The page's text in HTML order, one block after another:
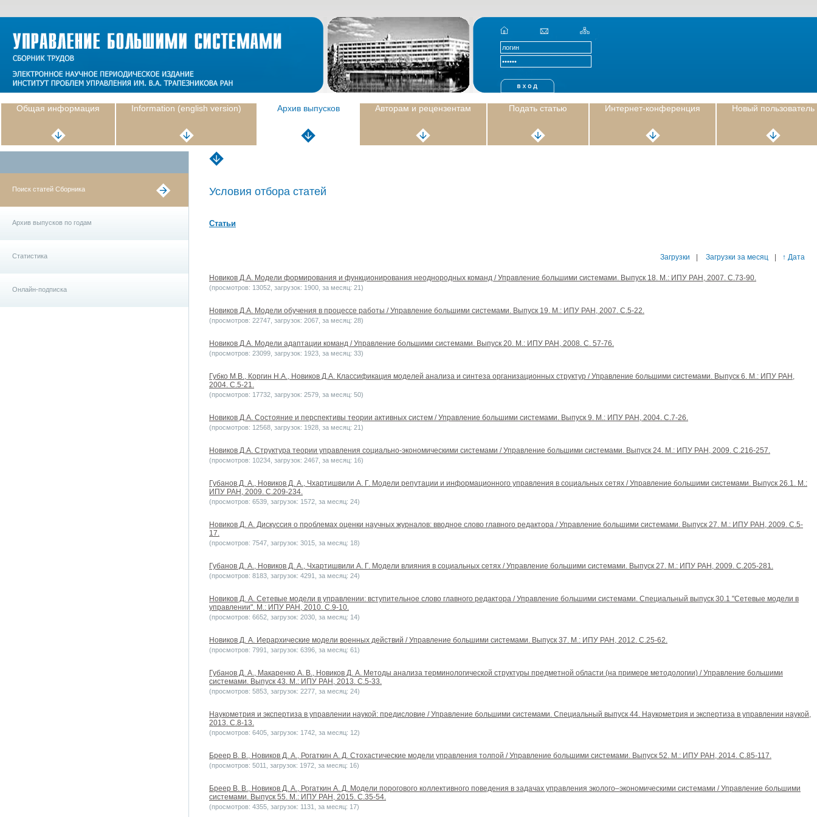
Общая информация Information (english version) Архив выпусков Авторам и рецензентам Подать статью Интернет-конференция Новый пользователь
Поиск статей Сборника
Архив выпусков по годам
Статистика
Онлайн-подписка
Условия отбора статей
Статьи
Загрузки Загрузки за месяц ↑ Дата
Новиков Д.А. Модели формирования и функционирования неоднородных команд / Управление большими системами. Выпуск 18. М.: ИПУ РАН, 2007. С.73-90.
(просмотров: 13052, загрузок: 1900, за месяц: 21)
Новиков Д.А. Модели обучения в процессе работы / Управление большими системами. Выпуск 19. М.: ИПУ РАН, 2007. С.5-22.
(просмотров: 22747, загрузок: 2067, за месяц: 28)
Новиков Д.А. Модели адаптации команд / Управление большими системами. Выпуск 20. М.: ИПУ РАН, 2008. С. 57-76.
(просмотров: 23099, загрузок: 1923, за месяц: 33)
Губко М.В., Коргин Н.А., Новиков Д.А. Классификация моделей анализа и синтеза организационных структур / Управление большими системами. Выпуск 6. М.: ИПУ РАН,
2004. С.5-21.
(просмотров: 17732, загрузок: 2579, за месяц: 50)
Новиков Д.А. Состояние и перспективы теории активных систем / Управление большими системами. Выпуск 9. М.: ИПУ РАН, 2004. С.7-26.
(просмотров: 12568, загрузок: 1928, за месяц: 21)
Новиков Д.А. Структура теории управления социально-экономическими системами / Управление большими системами. Выпуск 24. М.: ИПУ РАН, 2009. С.216-257.
(просмотров: 10234, загрузок: 2467, за месяц: 16)
Губанов Д. А., Новиков Д. А., Чхартишвили А. Г. Модели репутации и информационного управления в социальных сетях / Управление большими системами. Выпуск 26.1. М.:
ИПУ РАН, 2009. С.209-234.
(просмотров: 6539, загрузок: 1572, за месяц: 24)
Новиков Д. А. Дискуссия о проблемах оценки научных журналов: вводное слово главного редактора / Управление большими системами. Выпуск 27. М.: ИПУ РАН, 2009. С.5-
17.
(просмотров: 7547, загрузок: 3015, за месяц: 18)
Губанов Д. А., Новиков Д. А., Чхартишвили А. Г. Модели влияния в социальных сетях / Управление большими системами. Выпуск 27. М.: ИПУ РАН, 2009. С.205-281.
(просмотров: 8183, загрузок: 4291, за месяц: 24)
Новиков Д. А. Сетевые модели в управлении: вступительное слово главного редактора / Управление большими системами. Специальный выпуск 30.1 "Сетевые модели в
управлении". М.: ИПУ РАН, 2010. С.9-10.
(просмотров: 6652, загрузок: 2030, за месяц: 14)
Новиков Д. А. Иерархические модели военных действий / Управление большими системами. Выпуск 37. М.: ИПУ РАН, 2012. С.25-62.
(просмотров: 7991, загрузок: 6396, за месяц: 61)
Губанов Д. А., Макаренко А. В., Новиков Д. А. Методы анализа терминологической структуры предметной области (на примере методологии) / Управление большими
системами. Выпуск 43. М.: ИПУ РАН, 2013. С.5-33.
(просмотров: 5853, загрузок: 2277, за месяц: 24)
Наукометрия и экспертиза в управлении наукой: предисловие / Управление большими системами. Специальный выпуск 44. Наукометрия и экспертиза в управлении наукой,
2013. С.8-13.
(просмотров: 6405, загрузок: 1742, за месяц: 12)
Бреер В. В., Новиков Д. А., Рогаткин А. Д. Стохастические модели управления толпой / Управление большими системами. Выпуск 52. М.: ИПУ РАН, 2014. С.85-117.
(просмотров: 5011, загрузок: 1972, за месяц: 16)
Бреер В. В., Новиков Д. А., Рогаткин А. Д. Модели порогового коллективного поведения в задачах управления эколого–экономическими системами / Управление большими
системами. Выпуск 55. М.: ИПУ РАН, 2015. С.35-54.
(просмотров: 4355, загрузок: 1131, за месяц: 17)